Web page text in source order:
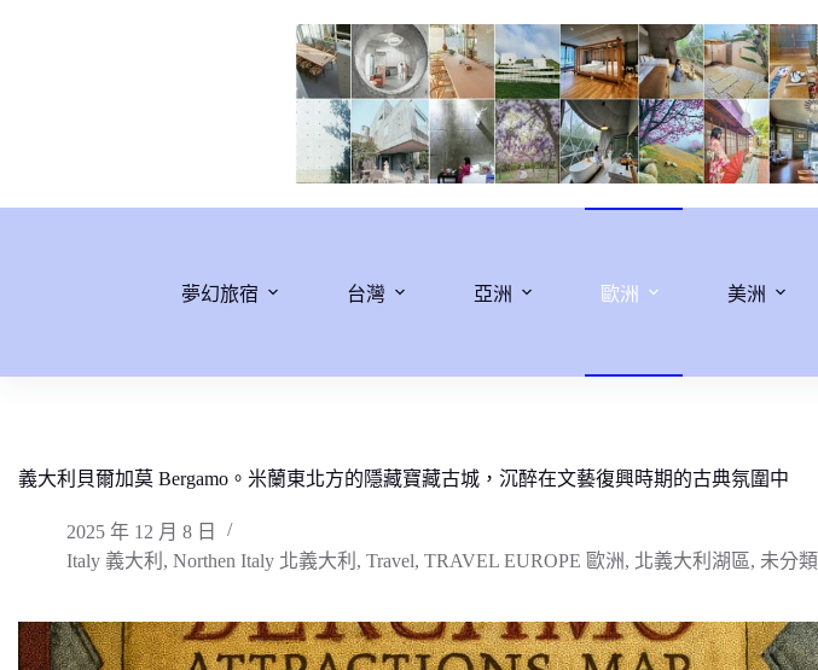
夢幻旅宿 台灣 亞洲 歐洲 美洲
義大利貝爾加莫 Bergamo。米蘭東北方的隱藏寶藏古城，沉醉在文藝復興時期的古典氛圍中
2025 年 12 月 8 日
Italy 義大利 , Northen Italy 北義大利 , Travel, TRAVEL EUROPE 歐洲, 北義大利湖區, 未分類